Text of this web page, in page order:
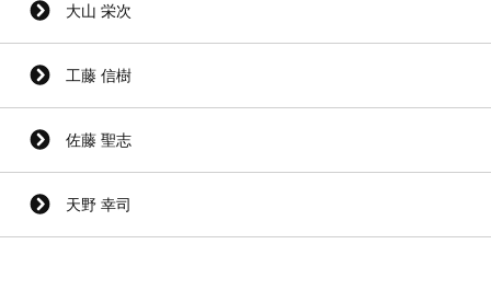
大山 栄次
工藤 信樹
佐藤 聖志
天野 幸司